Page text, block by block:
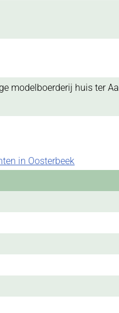
modelboerderij huis ter Aa
in Oosterbeek